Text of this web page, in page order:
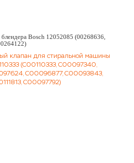
блендера Bosch 12052085 (00268636,